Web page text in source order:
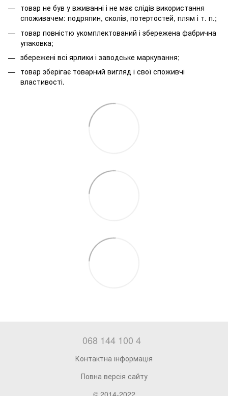
товар не був у вживанні і не має слідів використання
споживачем: подряпин, сколів, потертостей, плям і т. п.;
товар повністю укомплектований і збережена фабрична
упаковка;
збережені всі ярлики і заводське маркування;
товар зберігає товарний вигляд і свої споживчі
властивості.
068 144 100 4
Контактна інформація
Повна версія сайту
© 2014-2022